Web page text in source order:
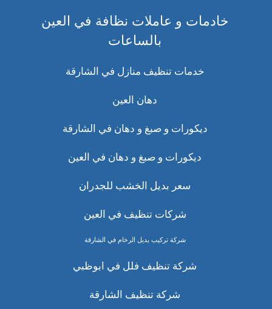
خادمات و عاملات نظافة في العين
بالساعات
خدمات تنظيف منازل في الشارقة
دهان العين
ديكورات و صبغ و دهان في الشارقة
ديكورات و صبغ و دهان في العين
سعر بديل الخشب للجدران
شركات تنظيف في العين
شركة تركيب بديل الرخام في الشارقة
شركة تنظيف فلل في ابوظبي
شركة تنظيف الشارقة